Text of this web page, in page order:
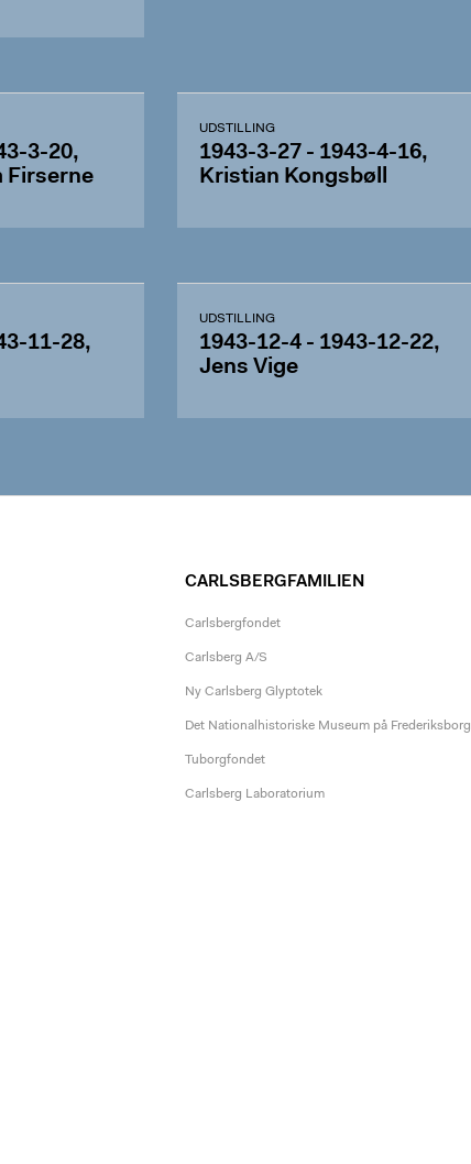
3-20,
Firserne
UDSTILLING
1943-3-27 - 1943-4-16,
Kristian Kongsbøll
11-28,
UDSTILLING
1943-12-4 - 1943-12-22,
Jens Vige
CARLSBERGFAMILIEN
Carlsbergfondet
Carlsberg A/S
Ny Carlsberg Glyptotek
Det Nationalhistoriske Museum på Frederiksborg
Tuborgfondet
Carlsberg Laboratorium